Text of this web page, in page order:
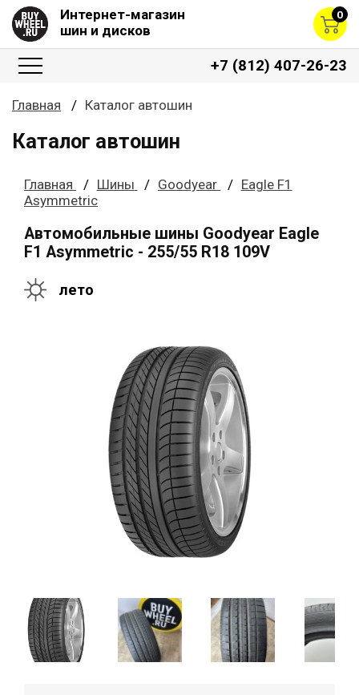
Интернет-магазин
шин и дисков
0
+7 (812) 407-26-23
Главная Каталог автошин
Каталог автошин
Главная Шины Goodyear
Eagle F1
Asymmetric
Автомобильные шины Goodyear Eagle
F1 Asymmetric - 255/55 R18 109V
лето